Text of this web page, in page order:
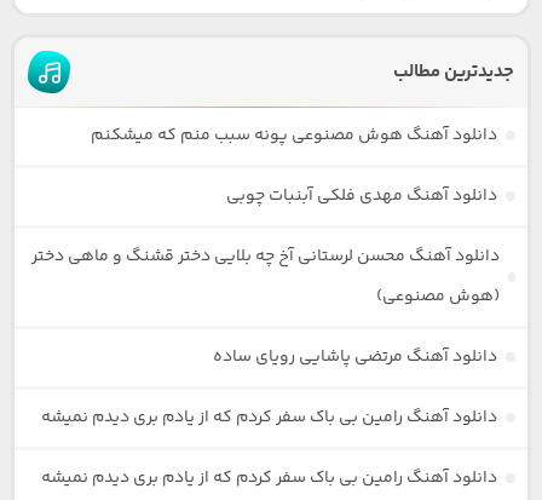
جدیدترین مطالب
دانلود آهنگ هوش مصنوعی پونه سبب منم که میشکنم
دانلود آهنگ مهدی فلکی آبنبات چوبی
دانلود آهنگ محسن لرستانی آخ چه بلایی دختر قشنگ و ماهی دختر
(هوش مصنوعی)
دانلود آهنگ مرتضی پاشایی رویای ساده
دانلود آهنگ رامین بی باک سفر کردم که از یادم بری دیدم نمیشه
دانلود آهنگ رامین بی باک سفر کردم که از یادم بری دیدم نمیشه